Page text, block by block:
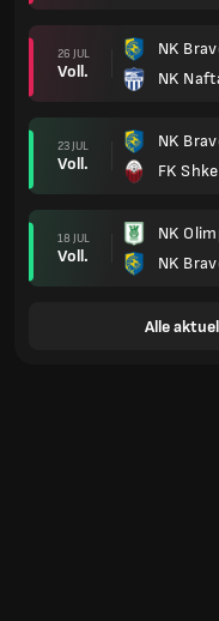
26 JUL
Voll.
NK
NK
23 JUL
Voll.
NK
FK
18 JUL
Voll.
NK
NK
Alle